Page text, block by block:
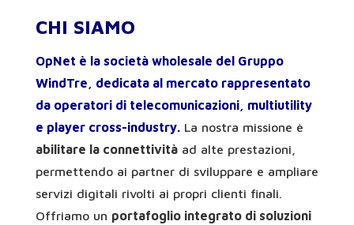
CHI SIAMO
OpNet è la società wholesale del Gruppo
WindTre, dedicata al mercato rappresentato
da operatori di telecomunicazioni, multiutility
e player cross-industry. La nostra missione è
abilitare la connettivitàad alte prestazioni,
permettendo ai partner di sviluppare e ampliare
servizi digitali rivolti ai propri clienti finali.
Offriamo un portafoglio integrato di soluzioni